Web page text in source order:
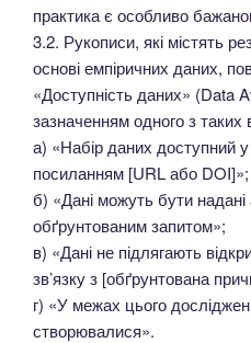
практика є особливо
3.2. Рукописи, які містять
основі емпіричних даних,
«Доступність даних» (Data
зазначенням одного з таких
а) «Набір даних доступний у
посиланням [URL або DOI]»;
б) «Дані можуть бути
обґрунтованим запитом»;
в) «Дані не підлягають
зв’язку з [обґрунтована
г) «У межах цього
створювалися».